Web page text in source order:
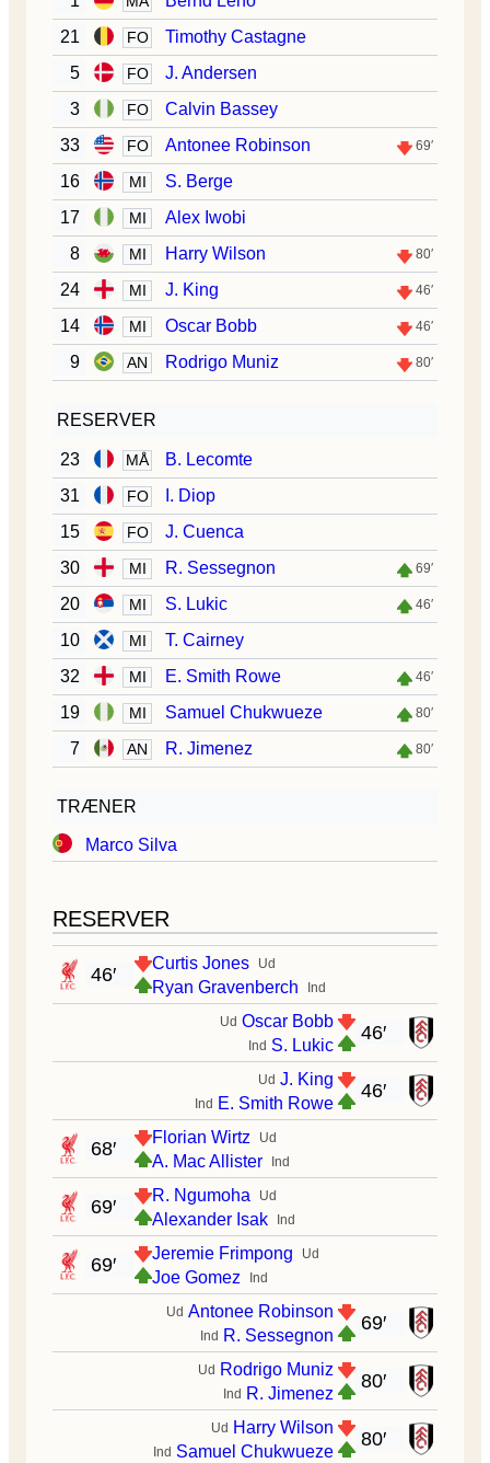
21
FO
Timothy Castagne
5
FO
J. Andersen
3
FO
Calvin Bassey
33
FO Antonee Robinson 69′
16 MI
S. Berge
17
MI
Alex Iwobi
8
MI Harry Wilson 80′
24 MI J. King 46′
14 MI Oscar Bobb 46′
9 AN Rodrigo Muniz 80′
RESERVER
23 MÅ
B. Lecomte
31
FO
I. Diop
15
FO
J. Cuenca
30
MI R. Sessegnon 69′
20 MI S. Lukic 46′
10 MI
T. Cairney
32
MI E. Smith Rowe 46′
19 MI Samuel Chukwueze 80′
7 AN R. Jimenez 80′
TRÆNER
Marco Silva
RESERVER
Ud
Curtis Jones
Ind
Ryan Gravenberch
46′
46′
Ud Oscar Bobb
Ind S. Lukic
46′
Ud J. King
Ind E. Smith Rowe
Ud
Florian Wirtz
Ind
A. Mac Allister
68′
Ud
R. Ngumoha
Ind
Alexander Isak
69′
Ud
Jeremie Frimpong
Ind
Joe Gomez
69′
69′
Ud Antonee Robinson
Ind R. Sessegnon
80′
Ud Rodrigo Muniz
Ind R. Jimenez
80′
Ud Harry Wilson
Ind Samuel Chukwueze